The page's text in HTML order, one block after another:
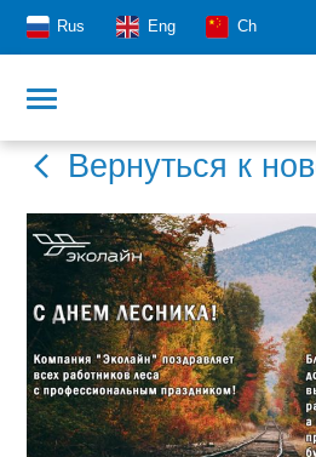
Rus Eng Ch
Вернуться к